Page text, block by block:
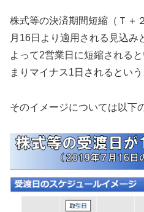
株式等の決済期間短縮（Ｔ＋
月16日より適用される見込み
よって2営業日に短縮される
まりマイナス1日されるという
そのイメージについては以下